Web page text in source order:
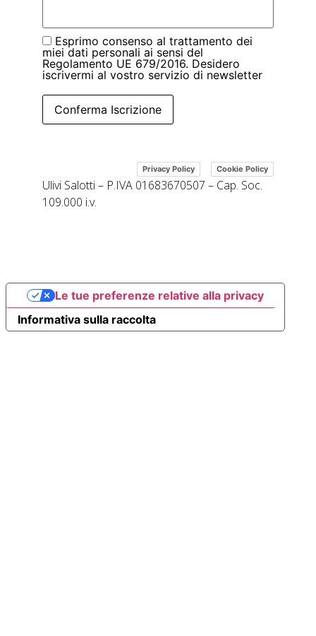
Esprimo consenso al trattamento dei
miei dati personali ai sensi del
Regolamento UE 679/2016. Desidero
iscrivermi al vostro servizio di newsletter
Conferma Iscrizione
Privacy Policy Cookie Policy
Ulivi Salotti – P.IVA 01683670507 – Cap. Soc.
109.000 i.v.
Informativa sulla raccolta
Le tue preferenze relative alla privacy